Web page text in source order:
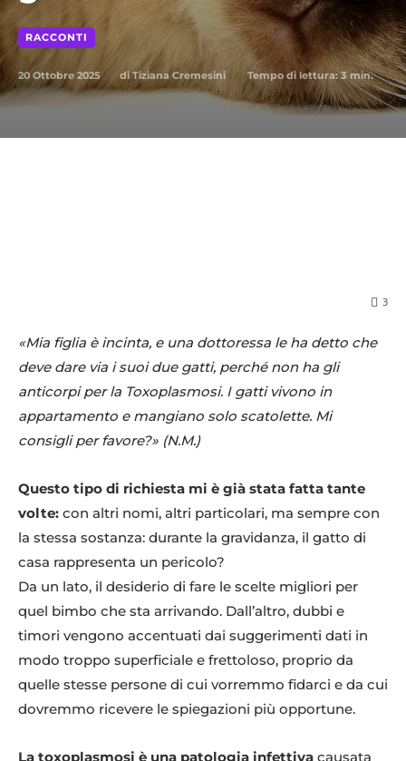
RACCONTI
20 Ottobre 2025 di Tiziana Cremesini Tempo di lettura:3 min.
3
«Mia figlia è incinta, e una dottoressa le ha detto che
deve dare via i suoi due gatti, perché non ha gli
anticorpi per la Toxoplasmosi. I gatti vivono in
appartamento e mangiano solo scatolette. Mi
consigli per favore?» (N.M.)
Questo tipo di richiesta mi è già stata fatta tante
volte: con altri nomi, altri particolari, ma sempre con
la stessa sostanza: durante la gravidanza, il gatto di
casa rappresenta un pericolo?
Da un lato, il desiderio di fare le scelte migliori per
quel bimbo che sta arrivando. Dall’altro, dubbi e
timori vengono accentuati dai suggerimenti dati in
modo troppo superficiale e frettoloso, proprio da
quelle stesse persone di cui vorremmo fidarci e da cui
dovremmo ricevere le spiegazioni più opportune.
La toxoplasmosi è una patologia infettiva causata